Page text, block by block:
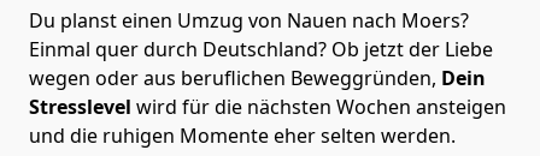
Du planst einen Umzug von Nauen nach Moers?
Einmal quer durch Deutschland? Ob jetzt der Liebe
wegen oder aus beruflichen Beweggründen, Dein
Stresslevel wird für die nächsten Wochen ansteigen
und die ruhigen Momente eher selten werden.